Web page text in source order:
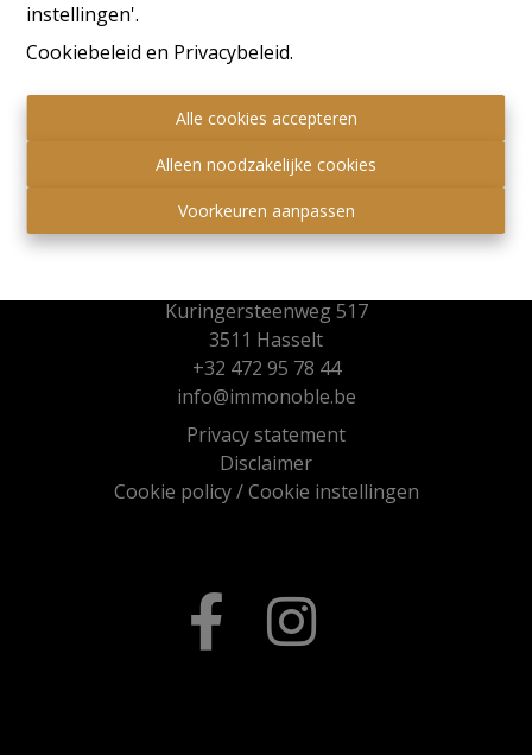
instellingen'.
Cookiebeleid en Privacybeleid.
Alle cookies accepteren
Alleen noodzakelijke cookies
Voorkeuren aanpassen
Kuringersteenweg 517
3511 Hasselt
+32 472 95 78 44
info@immonoble.be
Privacy statement
Disclaimer
Cookie policy/Cookie instellingen